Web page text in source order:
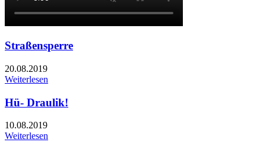
Straßensperre
20.08.2019
Weiterlesen
Hü- Draulik!
10.08.2019
Weiterlesen